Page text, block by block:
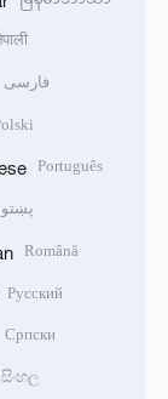
فارسی
Português
پښتو
Română
Русский
Српски
සිංහල